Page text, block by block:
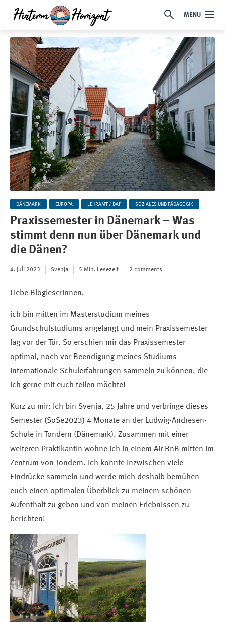
MENU
DÄNEMARK EUROPA LEHRAMT / DAF SOZIALES UND PÄDAGOGIK
Praxissemester in Dänemark – Was
stimmt denn nun über Dänemark und
die Dänen?
4. Juli 2023 Svenja 5 Min. Lesezeit 2 comments
Liebe BlogleserInnen,
ich bin mitten im Masterstudium meines
Grundschulstudiums angelangt und mein Praxissemester
lag vor der Tür. So erschien mir das Praxissemester
optimal, noch vor Beendigung meines Studiums
internationale Schulerfahrungen sammeln zu können, die
ich gerne mit euch teilen möchte!
Kurz zu mir: Ich bin Svenja, 25 Jahre und verbringe dieses
Semester (SoSe2023) 4 Monate an der Ludwig-Andresen-
Schule in Tondern (Dänemark). Zusammen mit einer
weiteren Praktikantin wohne ich in einem Air BnB mitten im
Zentrum von Tondern. Ich konnte inzwischen viele
Eindrücke sammeln und werde mich deshalb bemühen
euch einen optimalen Überblick zu meinem schönen
Aufenthalt zu geben und von meinen Erlebnissen zu
berichten!